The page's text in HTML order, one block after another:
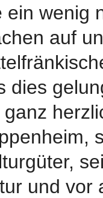
ein wenig
auf
dies
ganz
und vor